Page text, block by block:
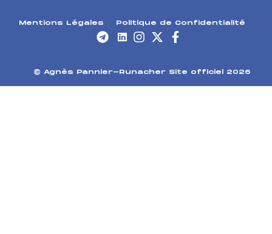
Mentions Légales Politique de Confidentialité
© Agnès Pannier-Runacher Site officiel 2026